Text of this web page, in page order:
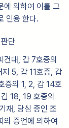
에 의하여 이를 그
인용 한다.
단
건대, 갑 7호증의
지 5, 갑 11호증, 갑
증의 1, 2, 갑 14호
18, 19 호증의
재, 당심 증인 조
의 증언에 의하여